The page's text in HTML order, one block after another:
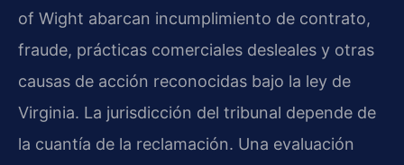
of Wight abarcan incumplimiento de contrato,
fraude, prácticas comerciales desleales y otras
causas de acción reconocidas bajo la ley de
Virginia. La jurisdicción del tribunal depende de
la cuantía de la reclamación. Una evaluación